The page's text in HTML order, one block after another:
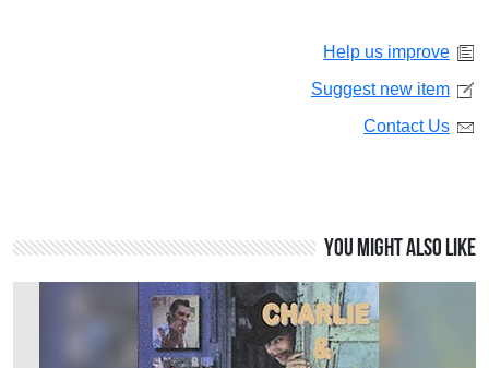
Help us improve
Suggest new item
Contact Us
You might also like